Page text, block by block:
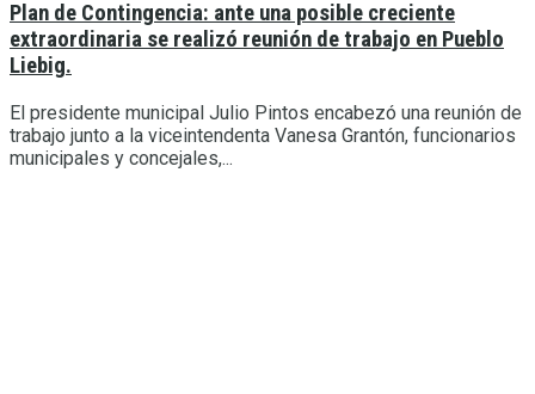
Plan de Contingencia: ante una posible creciente
extraordinaria se realizó reunión de trabajo en Pueblo
Liebig.
El presidente municipal Julio Pintos encabezó una reunión de
trabajo junto a la viceintendenta Vanesa Grantón, funcionarios
municipales y concejales,...